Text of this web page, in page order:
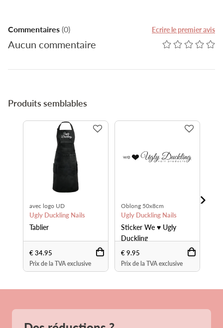
Commentaires(0) Ecrire le premier avis
Aucun commentaire
Produits semblables
avec logo UD
Ugly Duckling Nails
Tablier
€ 34.95
Prix de la TVA exclusive
Oblong 50x8cm
Ugly Duckling Nails
Sticker We ♥ Ugly
Duckling
€ 9.95
Prix de la TVA exclusive